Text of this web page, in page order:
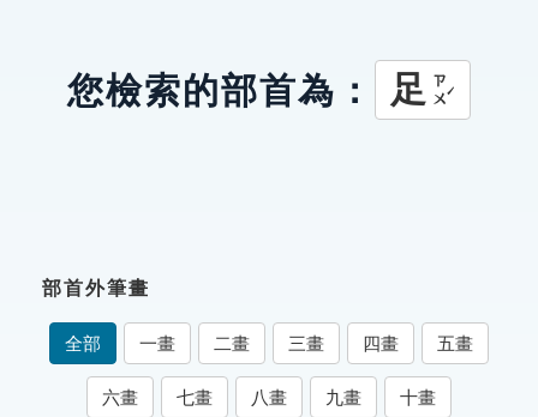
成語故事
索引選單
知識索引
您檢索的部首為： 足 ㄗㄨˊ
部首外筆畫
全部 一畫 二畫 三畫 四畫 五畫
六畫 七畫 八畫 九畫 十畫